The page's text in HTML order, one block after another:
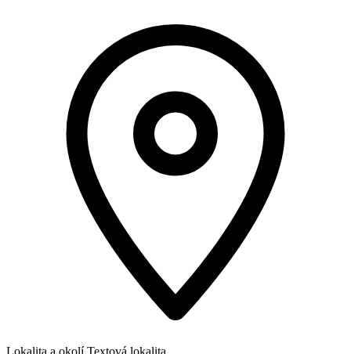
Lokalita a okolí Textová lokalita